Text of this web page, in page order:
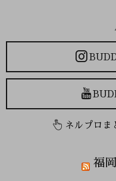
ネルプロま
福